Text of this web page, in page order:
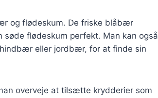
og flødeskum. De friske blåbær
flødeskum perfekt. Man kan også
eller jordbær, for at finde sin
overveje at tilsætte krydderier som